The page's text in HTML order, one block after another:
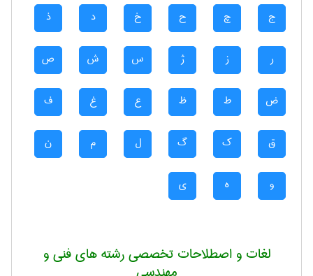
ج چ ح خ د ذ
ر ز ژ س ش ص
ض ط ظ ع غ ف
ق ک گ ل م ن
و ه ی
لغات و اصطلاحات تخصصی رشته های فنی و